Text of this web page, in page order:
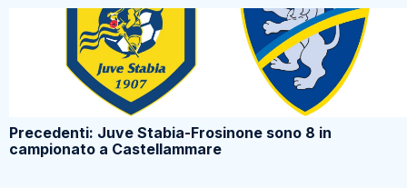
Precedenti: Juve Stabia-Frosinone sono 8 in
campionato a Castellammare